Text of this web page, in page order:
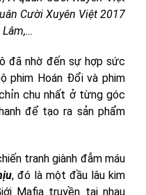
Cười Xuyên Việt 2017
đã nhờ đến sự hợp sức
phim Hoán Đổi và phim
chu nhất ở từng góc
để tạo ra sản phẩm
tranh giành đẫm máu
, đó là một đầu lâu kim
Mafia truyền tai nhau